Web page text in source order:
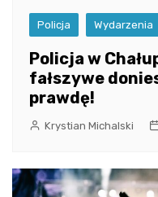
Policja Wydarzenia
Policja w
fałszywe
prawdę!
Krystian Michalski